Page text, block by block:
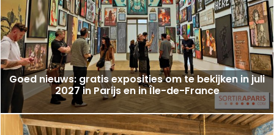
Goed nieuws: gratis exposities om te bekijken in juli
2027 in Parijs en in Île-de-France